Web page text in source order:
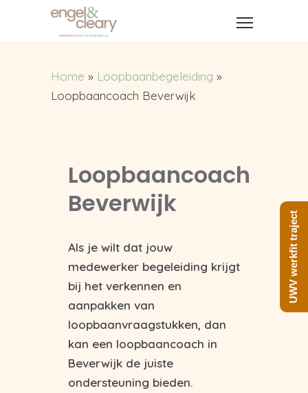
Home » Loopbaanbegeleiding »
Loopbaancoach Beverwijk
Loopbaancoach
Beverwijk
Als je wilt dat jouw
medewerker begeleiding krijgt
bij het verkennen en
aanpakken van
loopbaanvraagstukken, dan
kan een loopbaancoach in
Beverwijk de juiste
ondersteuning bieden.
UWV werkfit traject